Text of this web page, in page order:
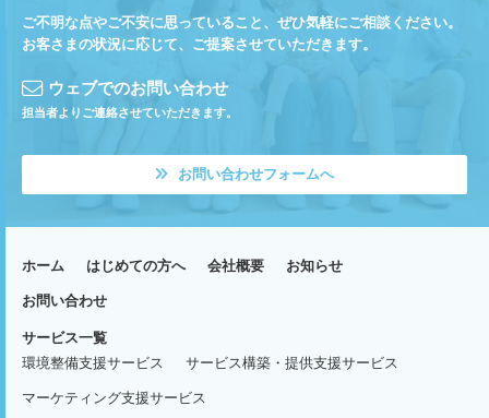
ご不明な点やご不安に思っていること、ぜひ気軽にご相談ください。
お客さまの状況に応じて、ご提案させていただきます。
ウェブでのお問い合わせ
担当者よりご連絡させていただきます。
お問い合わせフォームへ
ホーム はじめての方へ 会社概要 お知らせ
お問い合わせ
サービス一覧
環境整備支援サービス
サービス構築・提供支援サービス
マーケティング支援サービス